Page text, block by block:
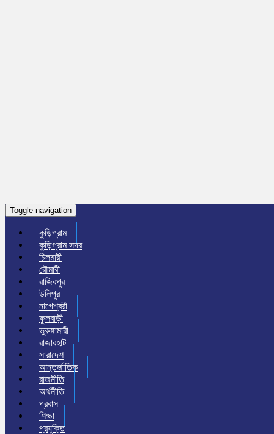
Toggle navigation
কুড়িগ্রাম
কুড়িগ্রাম সদর
চিলমারী
রৌমারী
রাজিবপুর
উলিপুর
নাগেশ্বরী
ফুলবাড়ী
ভুরুঙ্গামারী
রাজারহাট
সারাদেশ
আন্তর্জাতিক
রাজনীতি
অর্থনীতি
প্রবাস
শিক্ষা
প্রযুক্তি